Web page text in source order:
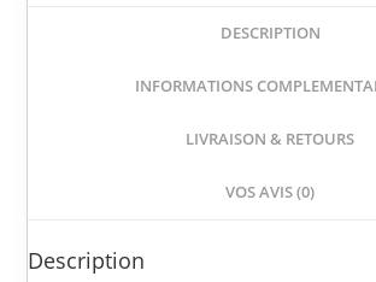
DESCRIPTION
INFORMATIONS
LIVRAISON & RETOURS
VOS AVIS (0)
Description